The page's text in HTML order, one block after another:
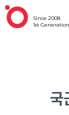
Since 2008
1st
국